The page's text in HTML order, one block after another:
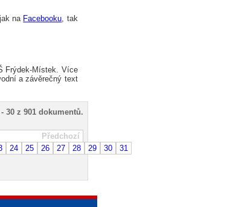
na Facebooku , tak
Frýdek-Místek. Více
a závěrečný text
30 z 901 dokumentů.
24 25 26 27 28 29 30
31